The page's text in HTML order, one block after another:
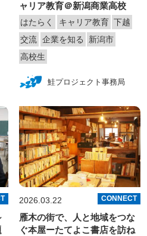
ャリア教育＠新潟商業高校
はたらく キャリア教育 下越
交流 企業を知る
新潟市
高校生
鮭プロジェクト事務局
2026.03.22 CONNECT
雁木の街で、人と地域をつな
ぐ本屋ーたてよこ書店を訪ね